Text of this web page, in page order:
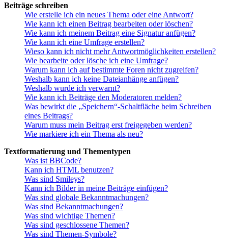
Beiträge schreiben
Wie erstelle ich ein neues Thema oder eine Antwort?
Wie kann ich einen Beitrag bearbeiten oder löschen?
Wie kann ich meinem Beitrag eine Signatur anfügen?
Wie kann ich eine Umfrage erstellen?
Wieso kann ich nicht mehr Antwortmöglichkeiten erstellen?
Wie bearbeite oder lösche ich eine Umfrage?
Warum kann ich auf bestimmte Foren nicht zugreifen?
Weshalb kann ich keine Dateianhänge anfügen?
Weshalb wurde ich verwarnt?
Wie kann ich Beiträge den Moderatoren melden?
Was bewirkt die „Speichern“-Schaltfläche beim Schreiben
eines Beitrags?
Warum muss mein Beitrag erst freigegeben werden?
Wie markiere ich ein Thema als neu?
Textformatierung und Thementypen
Was ist BBCode?
Kann ich HTML benutzen?
Was sind Smileys?
Kann ich Bilder in meine Beiträge einfügen?
Was sind globale Bekanntmachungen?
Was sind Bekanntmachungen?
Was sind wichtige Themen?
Was sind geschlossene Themen?
Was sind Themen-Symbole?